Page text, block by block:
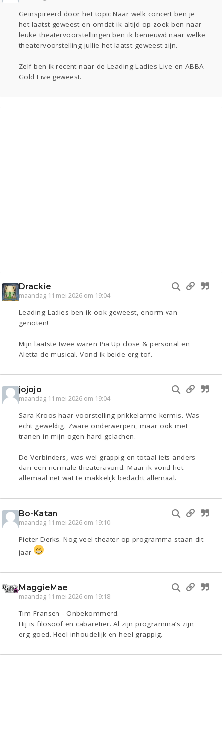
Gevraagd
Horen Doen
Zien
Lezen
Geïnspireerd door het topic Naar welk concert ben je
het laatst geweest en omdat ik altijd op zoek ben naar
leuke theatervoorstellingen ben ik benieuwd naar welke
theatervoorstelling jullie het laatst geweest zijn.
Zelf ben ik recent naar de Leading Ladies Live en ABBA
Gold Live geweest.
Drackie
maandag 11 mei 2026 om 19:04
Leading Ladies ben ik ook geweest, enorm van
genoten!
Mijn laatste twee waren Pia Up close & personal en
Aletta de musical. Vond ik beide erg tof.
jojojo
maandag 11 mei 2026 om 19:04
Sara Kroos haar voorstelling prikkelarme kermis. Was
echt geweldig. Zware onderwerpen, maar ook met
tranen in mijn ogen hard gelachen.
De Verbinders, was wel grappig en totaal iets anders
dan een normale theateravond. Maar ik vond het
allemaal net wat te makkelijk bedacht allemaal.
Bo-Katan
maandag 11 mei 2026 om 19:10
Pieter Derks. Nog veel theater op programma staan dit
jaar
MaggieMae
maandag 11 mei 2026 om 19:18
Tim Fransen - Onbekommerd.
Hij is filosoof en cabaretier. Al zijn programma’s zijn
erg goed. Heel inhoudelijk en heel grappig.